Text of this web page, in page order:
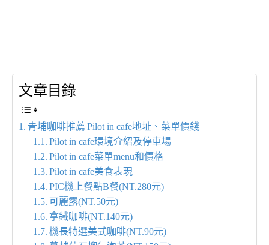
文章目錄
青埔咖啡推薦|Pilot in cafe地址、菜單價錢
Pilot in cafe環境介紹及停車場
Pilot in cafe菜單menu和價格
Pilot in cafe美食表現
PIC機上餐點B餐(NT.280元)
可麗露(NT.50元)
拿鐵咖啡(NT.140元)
機長特選美式咖啡(NT.90元)